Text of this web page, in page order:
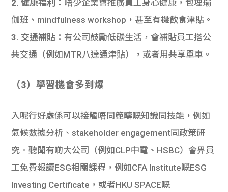
2. 健康福利 ： 唔少企業會推廣員工身心健康，包埋瑜
伽班、mindfulness workshop，甚至有機飲食津貼。
3. 交通補貼 ：有公司鼓勵低碳生活，會補貼員工搭公
共交通（例如MTR八達通津貼），或者用共享單車。
（3）學習機會多到爆
入呢行好處係可以接觸唔同範疇嘅知識同技能，例如
氣候數據分析、stakeholder engagement同政策研
究。聽聞有啲大公司（例如CLP中電、HSBC）會畀員
工免費報讀ESG相關課程，例如CFA Institute嘅ESG
Investing Certificate，或者HKU SPACE嘅